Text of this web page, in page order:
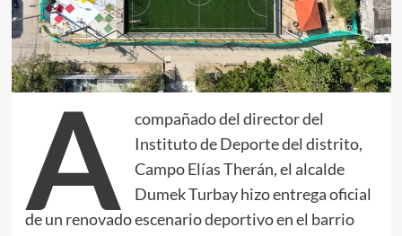
A
compañado del director del
Instituto de Deporte del distrito,
Campo Elías Therán, el alcalde
Dumek Turbay hizo entrega oficial
de un renovado escenario deportivo en el barrio